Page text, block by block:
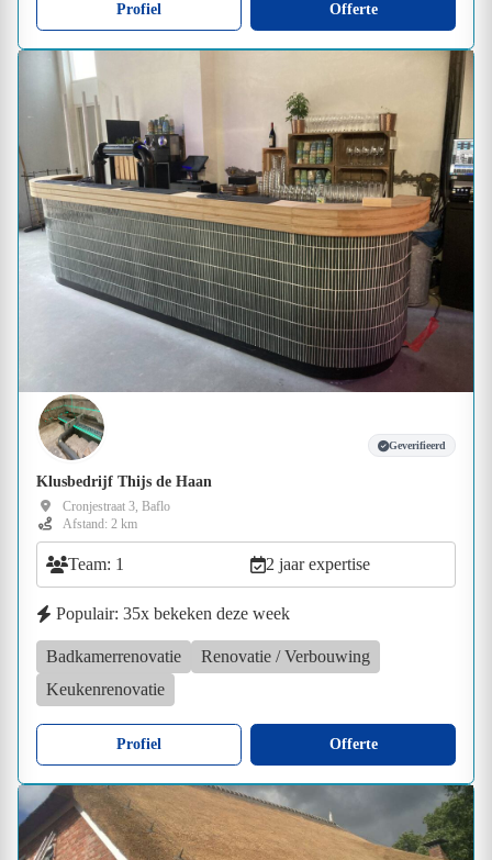
Profiel Offerte
Geverifieerd
Klusbedrijf Thijs de Haan
Cronjestraat 3, Baflo
Afstand: 2 km
Team: 1 2 jaar expertise
Populair: 35x bekeken deze week
Badkamerrenovatie
Renovatie / Verbouwing
Keukenrenovatie
Profiel Offerte